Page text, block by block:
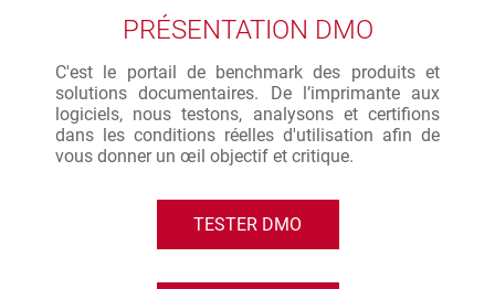
PRÉSENTATION DMO
C'est le portail de benchmark des produits et
solutions documentaires. De l’imprimante aux
logiciels, nous testons, analysons et certifions
dans les conditions réelles d'utilisation afin de
vous donner un œil objectif et critique.
TESTER DMO